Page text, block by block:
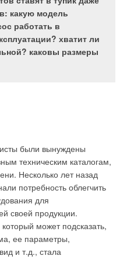
какую модель
работать в
хватит ли
каковы размеры
были вынуждены
техническим каталогам,
Несколько лет назад
потребность облегчить
для
своей продукции.
может подсказать,
ее параметры,
и т.д., стала
значительно
воздуха,
блоками, могут
технических
примерами,
удовлетворить
воздуха и как
от их установки с
на этапе
18 млн кВт,
и не
отопительных
технического и
в основном
70% потребления) с
конструкции
производились
и специального
занимали стальные
которые, несмотря на